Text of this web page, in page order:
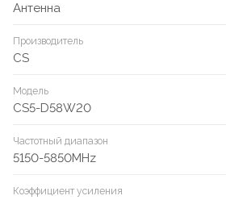
Антенна
Производитель
CS
Модель
CS5-D58W20
Частотный диапазон
5150-5850MHz
Коэффициент усиления